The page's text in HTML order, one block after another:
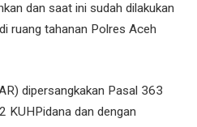
dan saat ini sudah dilakukan
ruang tahanan Polres Aceh
dipersangkakan Pasal 363
KUHPidana dan dengan